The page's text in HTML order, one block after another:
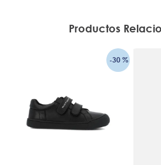
Productos
-30 %